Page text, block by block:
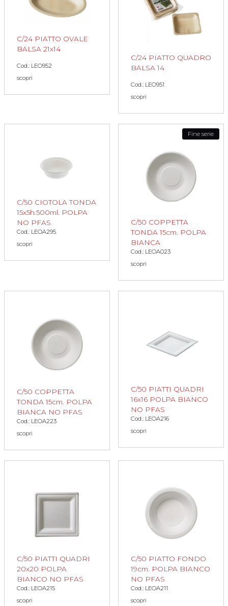
C/24 PIATTO OVALE
BALSA 21x14
Cod.: LEO952
scopri
C/24 PIATTO QUADRO
BALSA 14
Cod.: LEO951
scopri
C/50 CIOTOLA TONDA
15x5h.500ml. POLPA
NO PFAS
Cod.: LEOA295
scopri
Fine serie
C/50 COPPETTA
TONDA 15cm. POLPA
BIANCA
Cod.: LEOA023
scopri
C/50 COPPETTA
TONDA 15cm. POLPA
BIANCA NO PFAS
Cod.: LEOA223
scopri
C/50 PIATTI QUADRI
16x16 POLPA BIANCO
NO PFAS
Cod.: LEOA216
scopri
C/50 PIATTI QUADRI
20x20 POLPA
BIANCO NO PFAS
Cod.: LEOA215
scopri
C/50 PIATTO FONDO
19cm. POLPA BIANCO
NO PFAS
Cod.: LEOA211
scopri